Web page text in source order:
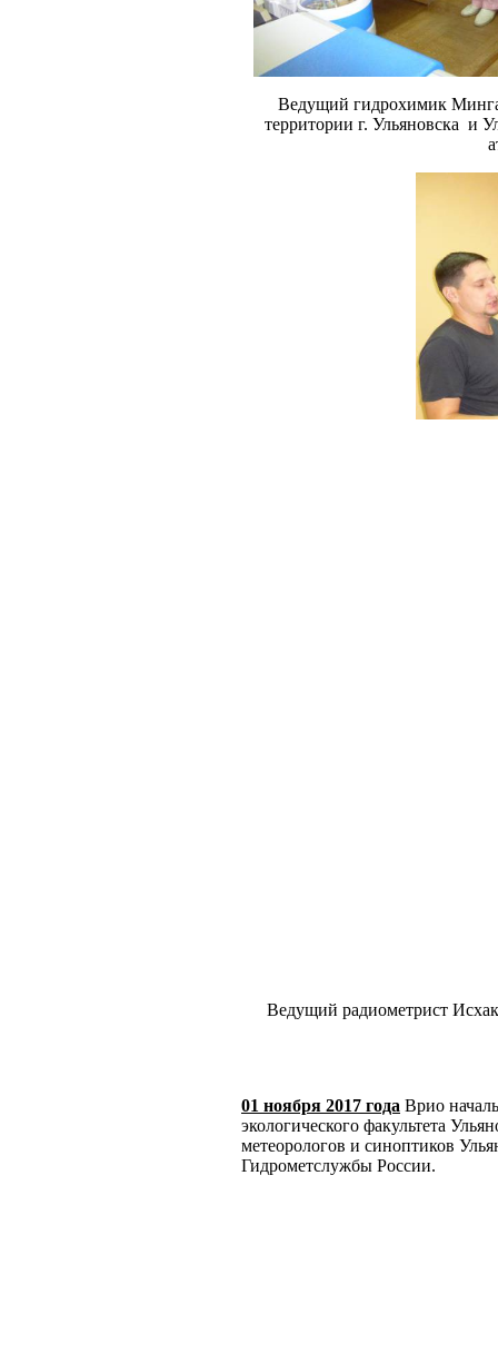
Ведущий гидрохимик
территории г. Ульяновска и
Ведущий радиометрист
01 ноября 2017 года Врио
экологического факультета
метеорологов и синоптиков
Гидрометслужбы России.